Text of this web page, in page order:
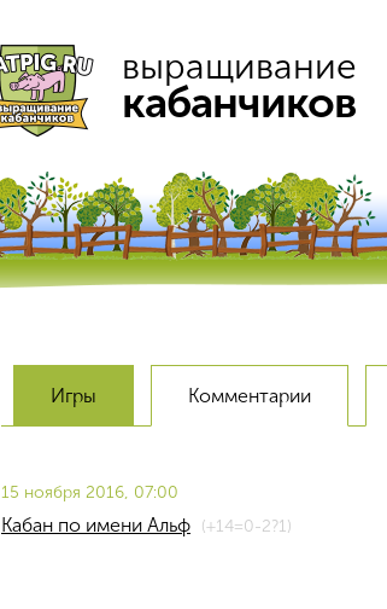
выращивание
кабанчиков
Игры Комментарии
15 ноября 2016, 07:00
Кабан по имени Альф (+14=0-2?1)